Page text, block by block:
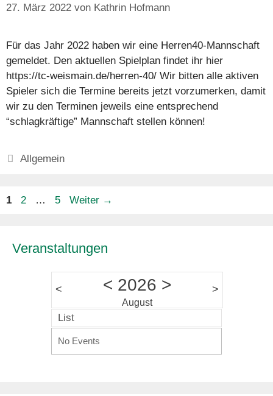
27. März 2022 von Kathrin Hofmann
Für das Jahr 2022 haben wir eine Herren40-Mannschaft
gemeldet. Den aktuellen Spielplan findet ihr hier
https://tc-weismain.de/herren-40/ Wir bitten alle aktiven
Spieler sich die Termine bereits jetzt vorzumerken, damit
wir zu den Terminen jeweils eine entsprechend
“schlagkräftige” Mannschaft stellen können!
Kategorien
Allgemein
Seite
1 Seite
2 … Seite
5 Weiter →
Veranstaltungen
< < 2026 >
August
>
List
No Events